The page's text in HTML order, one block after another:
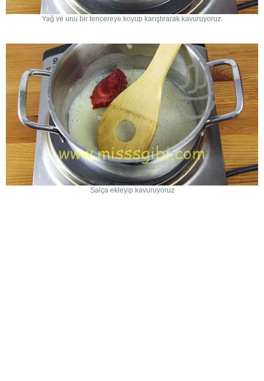
Yağ ve unu bir tencereye koyup karıştırarak kavuruyoruz.
Salça ekleyip kavuruyoruz